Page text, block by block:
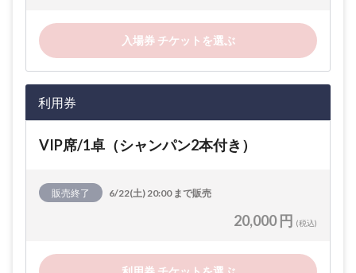
入場券 チケットを選ぶ
利用券
VIP席/1卓（シャンパン2本付き）
販売終了 6/22(土) 20:00 まで販売
20,000 円 (税込)